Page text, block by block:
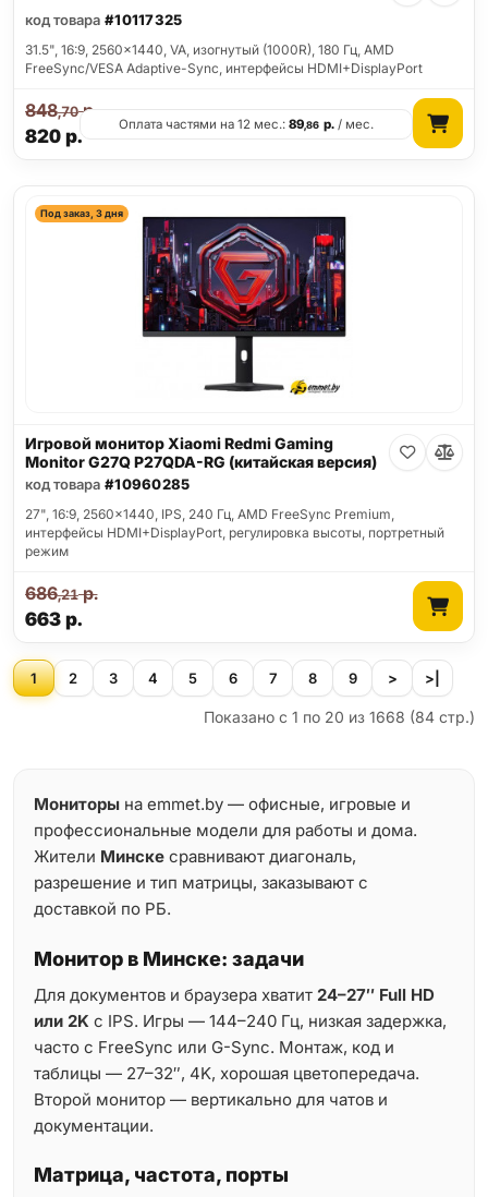
код товара #10117325
31.5", 16:9, 2560x1440, VA, изогнутый (1000R), 180 Гц, AMD
FreeSync/VESA Adaptive-Sync, интерфейсы HDMI+DisplayPort
820р.
848,70р.
Оплата частями на 12 мес.:89,86 р./ мес.
Под заказ, 3 дня
Игровой монитор Xiaomi Redmi Gaming
Monitor G27Q P27QDA-RG (китайская версия)
код товара #10960285
27", 16:9, 2560x1440, IPS, 240 Гц, AMD FreeSync Premium,
интерфейсы HDMI+DisplayPort, регулировка высоты, портретный
режим
663р.
686,21р.
1 2 3 4 5 6 7 8 9 > >|
Показано с 1 по 20 из 1668 (84 стр.)
Мониторы на emmet.by — офисные, игровые и
профессиональные модели для работы и дома.
Жители Минске сравнивают диагональ,
разрешение и тип матрицы, заказывают с
доставкой по РБ.
Монитор в Минске: задачи
Для документов и браузера хватит 24–27″ Full HD
или 2K с IPS. Игры — 144–240 Гц, низкая задержка,
часто с FreeSync или G-Sync. Монтаж, код и
таблицы — 27–32″, 4K, хорошая цветопередача.
Второй монитор — вертикально для чатов и
документации.
Матрица, частота, порты